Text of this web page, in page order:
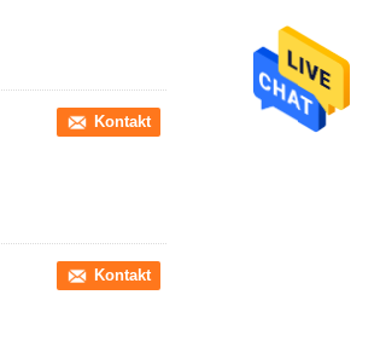
Kontakt
Kontakt